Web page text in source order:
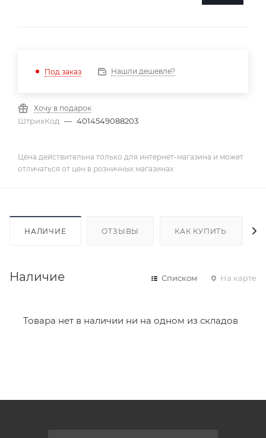
Под заказ Нашли дешевле?
Хочу в подарок
ШтрихКод — 4014549088203
Цена действительна только для интернет-магазина и может
отличаться от цен в розничных магазинах
НАЛИЧИЕ ОТЗЫВЫ КАК КУПИТЬ
Наличие Списком На карте
Товара нет в наличии ни на одном из складов